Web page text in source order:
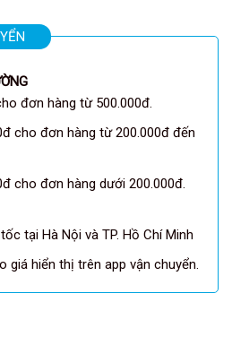
đơn hàng từ 500.000đ.
cho đơn hàng từ 200.000đ đến
cho đơn hàng dưới 200.000đ.
tại Hà Nội và TP. Hồ Chí Minh
giá hiển thị trên app vận chuyển.